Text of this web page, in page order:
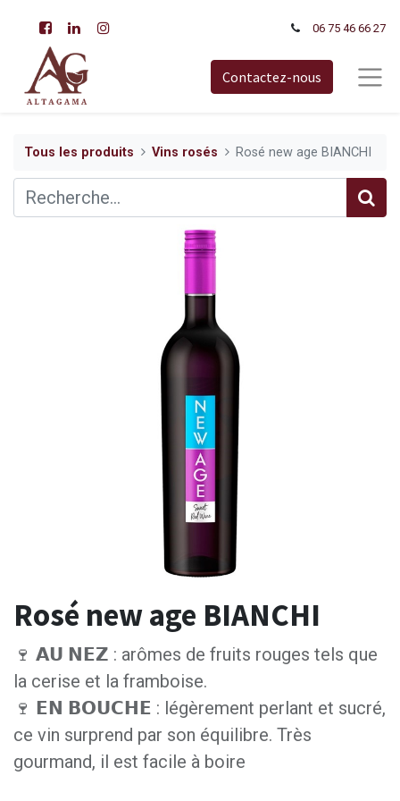
06 75 46 66​ 27
Contactez-nous
Tous les produits Vins rosés Rosé new age BIANCHI
Rosé new age BIANCHI
🍷 𝗔𝗨 𝗡𝗘𝗭 : arômes de fruits rouges tels que
la cerise et la framboise.
🍷 𝗘𝗡 𝗕𝗢𝗨𝗖𝗛𝗘 : légèrement perlant et sucré,
ce vin surprend par son équilibre. Très
gourmand, il est facile à boire